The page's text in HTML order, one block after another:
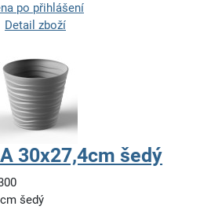
po přihlášení
Detail zboží
30x27,4cm šedý
šedý